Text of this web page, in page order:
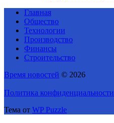
Главная
Общество
Технологии
Производство
Финансы
Строительство
Время новостей © 2026
Политика конфиденциальности
Тема от WP Puzzle